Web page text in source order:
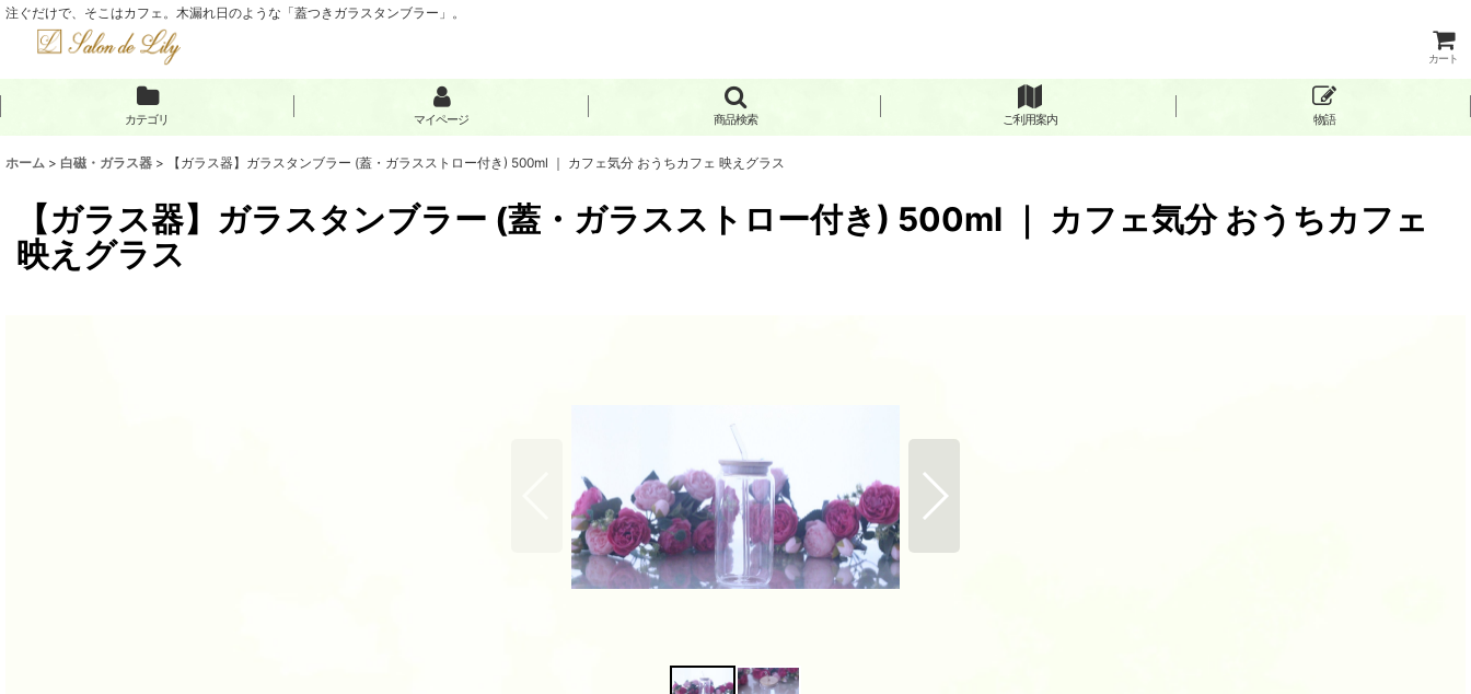
注ぐだけで、そこはカフェ。木漏れ日のような「蓋つきガラスタンブラー」。
カート
カテゴリ マイページ 商品検索 ご利用案内 物語
ホーム > 白磁・ガラス器 > 【ガラス器】ガラスタンブラー (蓋・ガラスストロー付き) 500ml ｜ カフェ気分 おうちカフェ 映えグラス
【ガラス器】ガラスタンブラー (蓋・ガラスストロー付き) 500ml ｜ カフェ気分 おうちカフェ
映えグラス